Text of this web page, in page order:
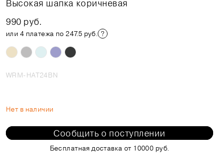
Высокая шапка коричневая
990 руб.
или 4 платежа по 247.5 руб.
WRM-HAT24BN
Нет в наличии
Сообщить о поступлении
Бесплатная доставка от 10000 руб.